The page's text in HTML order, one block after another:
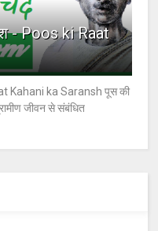
- Poos ki Raat
Kahani ka Saransh पूस की
जीवन से संबंधित